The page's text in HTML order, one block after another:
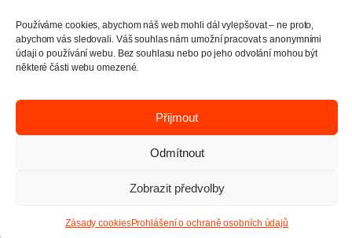
Používáme cookies, abychom náš web mohli dál vylepšovat – ne proto,
abychom vás sledovali. Váš souhlas nám umožní pracovat s anonymními
údaji o používání webu. Bez souhlasu nebo po jeho odvolání mohou být
některé části webu omezené.
Přijmout
Odmítnout
Zobrazit předvolby
Zásady cookiesProhlášení o ochraně osobních údajů
251 68 Radějovice
ČESKÁ REPUBLIKA
O NÁS